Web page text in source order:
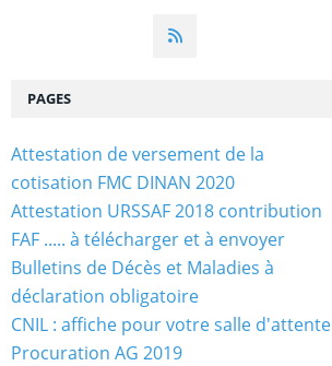
PAGES
Attestation de versement de la
cotisation FMC DINAN 2020
Attestation URSSAF 2018 contribution
FAF ..... à télécharger et à envoyer
Bulletins de Décès et Maladies à
déclaration obligatoire
CNIL : affiche pour votre salle d'attente
Procuration AG 2019